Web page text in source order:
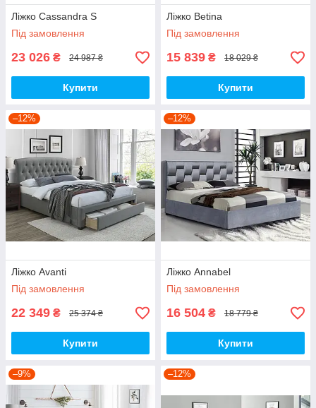
Ліжко Cassandra S
Під замовлення
23 026 ₴ 24 987 ₴
Купити
Ліжко Betina
Під замовлення
15 839 ₴ 18 029 ₴
Купити
–12%
Ліжко Avanti
Під замовлення
22 349 ₴ 25 374 ₴
Купити
–12%
Ліжко Annabel
Під замовлення
16 504 ₴ 18 779 ₴
Купити
–9% –12%